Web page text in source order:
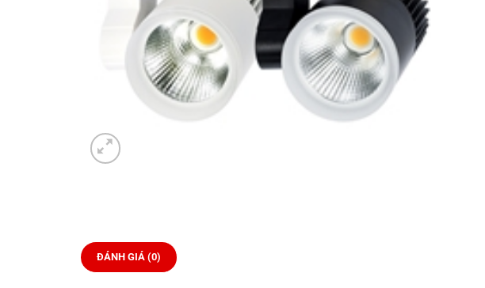
ĐÁNH GIÁ (0)